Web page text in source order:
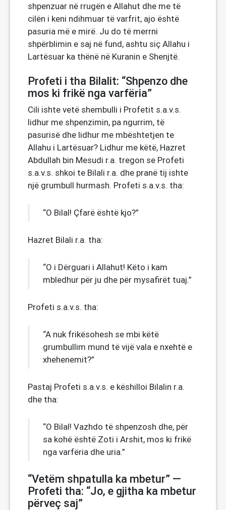
shpenzuar në rrugën e Allahut dhe me të
cilën i keni ndihmuar të varfrit, ajo është
pasuria më e mirë. Ju do të merrni
shpërblimin e saj në fund, ashtu siç Allahu i
Lartësuar ka thënë në Kuranin e Shenjtë.
Profeti i tha Bilalit: “Shpenzo dhe
mos ki frikë nga varfëria”
Cili ishte vetë shembulli i Profetit s.a.v.s.
lidhur me shpenzimin, pa ngurrim, të
pasurisë dhe lidhur me mbështetjen te
Allahu i Lartësuar? Lidhur me këtë, Hazret
Abdullah bin Mesudi r.a. tregon se Profeti
s.a.v.s. shkoi te Bilali r.a. dhe pranë tij ishte
një grumbull hurmash. Profeti s.a.v.s. tha:
“O Bilal! Çfarë është kjo?”
Hazret Bilali r.a. tha:
“O i Dërguari i Allahut! Këto i kam
mbledhur për ju dhe për mysafirët tuaj.”
Profeti s.a.v.s. tha:
“A nuk frikësohesh se mbi këtë
grumbullim mund të vijë vala e nxehtë e
xhehenemit?”
Pastaj Profeti s.a.v.s. e këshilloi Bilalin r.a.
dhe tha:
“O Bilal! Vazhdo të shpenzosh dhe, për
sa kohë është Zoti i Arshit, mos ki frikë
nga varfëria dhe uria.”
“Vetëm shpatulla ka mbetur” —
Profeti tha: “Jo, e gjitha ka mbetur
përveç saj”